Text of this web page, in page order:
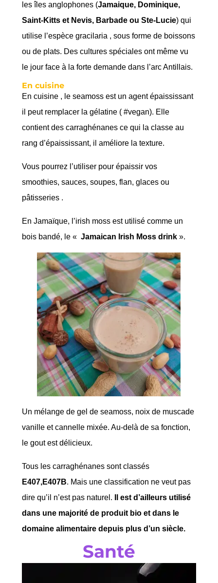
les îles anglophones (Jamaique, Dominique,
Saint-Kitts et Nevis, Barbade ou Ste-Lucie) qui
utilise l’espèce gracilaria , sous forme de boissons
ou de plats. Des cultures spéciales ont même vu
le jour face à la forte demande dans l’arc Antillais.
En cuisine
En cuisine , le seamoss est un agent épaississant
il peut remplacer la gélatine ( #vegan). Elle
contient des carraghénanes ce qui la classe au
rang d’épaississant, il améliore la texture.
Vous pourrez l’utiliser pour épaissir vos
smoothies, sauces, soupes, flan, glaces ou
pâtisseries .
En Jamaïque, l’irish moss est utilisé comme un
bois bandé, le « Jamaican Irish Moss drink».
Un mélange de gel de seamoss, noix de muscade
vanille et cannelle mixée. Au-delà de sa fonction,
le gout est délicieux.
Tous les carraghénanes sont classés
E407,E407B. Mais une classification ne veut pas
dire qu’il n’est pas naturel.
Il est d’ailleurs utilisé
dans une majorité de produit bio et dans le
domaine alimentaire depuis plus d’un siècle.
Santé